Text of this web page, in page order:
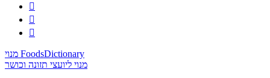



מנוי FoodsDictionary
מנוי ליועצי תזונה וכושר